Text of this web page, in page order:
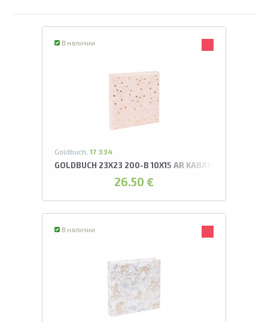
В наличии
Goldbuch, 17 334
GOLDBUCH 23X23 200-B 10X15 AR KABATIŅĀM
26.50 €
В наличии